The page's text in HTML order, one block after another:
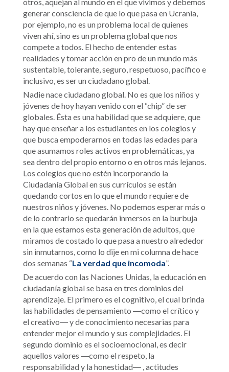
generar consciencia de que lo que pasa en Ucrania,
por ejemplo, no es un problema local de quienes
viven ahí, sino es un problema global que nos
compete a todos. El hecho de entender estas
realidades y tomar acción en pro de un mundo más
sustentable, tolerante, seguro, respetuoso, pacífico e
inclusivo, es ser un ciudadano global.
Nadie nace ciudadano global. No es que los niños y
jóvenes de hoy hayan venido con el “chip” de ser
globales. Ésta es una habilidad que se adquiere, que
hay que enseñar a los estudiantes en los colegios y
que busca empoderarnos en todas las edades para
que asumamos roles activos en problemáticas, ya
sea dentro del propio entorno o en otros más lejanos.
Los colegios que no estén incorporando la
Ciudadanía Global en sus currículos se están
quedando cortos en lo que el mundo requiere de
nuestros niños y jóvenes. No podemos esperar más o
de lo contrario se quedarán inmersos en la burbuja
en la que estamos esta generación de adultos, que
miramos de costado lo que pasa a nuestro alrededor
sin inmutarnos, como lo dije en mi columna de hace
dos semanas “La verdad que incomoda”.
De acuerdo con las Naciones Unidas, la educación en
ciudadanía global se basa en tres dominios del
aprendizaje. El primero es el cognitivo, el cual brinda
las habilidades de pensamiento ―como el crítico y
el creativo― y de conocimiento necesarias para
entender mejor el mundo y sus complejidades. El
segundo dominio es el socioemocional, es decir
aquellos valores ―como el respeto, la
responsabilidad y la honestidad― , actitudes